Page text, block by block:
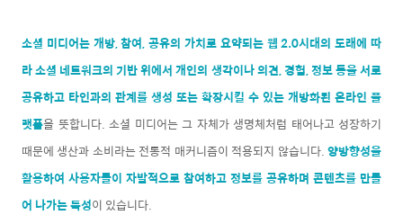
소셜 미디어는 개방, 참여, 공유의 가치로 요약되는 웹 2.0시대의 도래에 따
라 소셜 네트워크의 기반 위에서 개인의 생각이나 의견, 경험, 정보 등을 서로
공유하고 타인과의 관계를 생성 또는 확장시킬 수 있는 개방화된 온라인 플
랫폼을 뜻합니다. 소셜 미디어는 그 자체가 생명체처럼 태어나고 성장하기
때문에 생산과 소비라는 전통적 매커니즘이 적용되지 않습니다.양방향성을
활용하여 사용자들이 자발적으로 참여하고 정보를 공유하며 콘텐츠를 만들
어 나가는 특성이 있습니다.